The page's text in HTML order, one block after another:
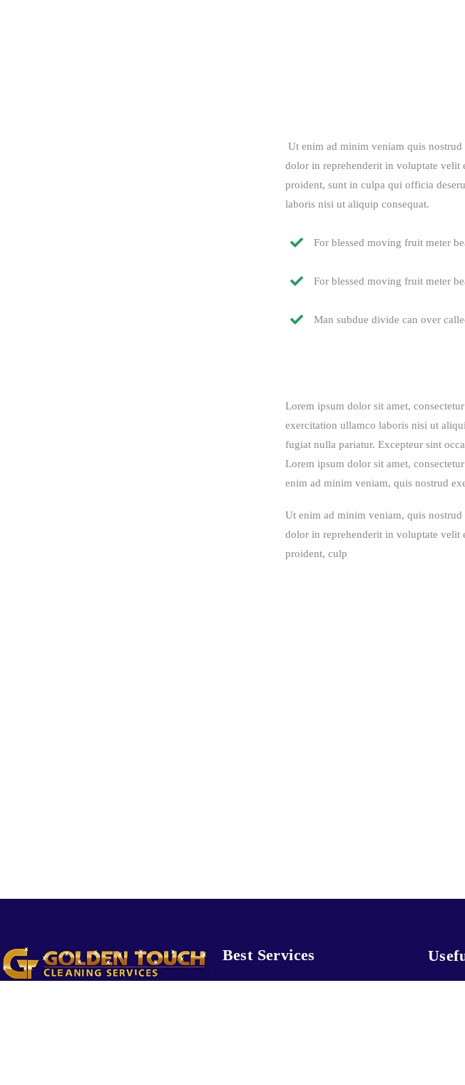
Ut enim ad minim veniam quis
dolor in reprehenderit in voluptate velit
proident, sunt in culpa qui officia
laboris nisi ut aliquip consequat.
For blessed moving fruit meter
For blessed moving fruit meter
Man subdue divide can over
Lorem ipsum dolor sit amet,
exercitation ullamco laboris nisi ut
fugiat nulla pariatur. Excepteur sint
Lorem ipsum dolor sit amet,
enim ad minim veniam, quis nostrud
Ut enim ad minim veniam, quis
dolor in reprehenderit in voluptate velit
proident, culp
Best Services